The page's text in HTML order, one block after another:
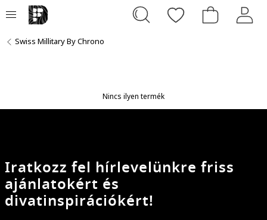
Swiss Millitary By Chrono
Nincs ilyen termék
Iratkozz fel hírlevelünkre friss
ajánlatokért és
divatinspirációkért!